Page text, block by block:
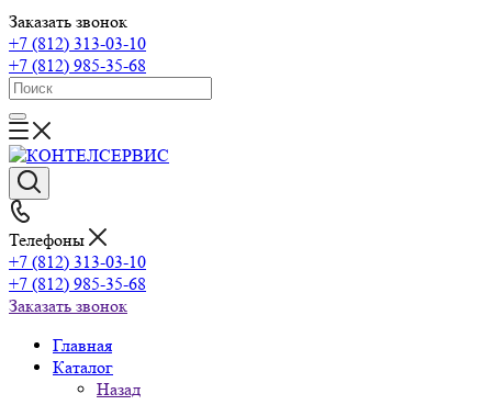
Заказать звонок
+7 (812) 313-03-10
+7 (812) 985-35-68
Телефоны
+7 (812) 313-03-10
+7 (812) 985-35-68
Заказать звонок
Главная
Каталог
Назад